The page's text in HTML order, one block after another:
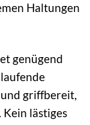
Haltungen
genügend
und griffbereit,
lästiges